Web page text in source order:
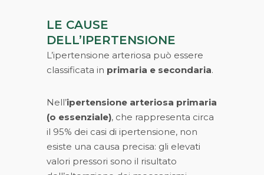
LE CAUSE
DELL’IPERTENSIONE
L’ipertensione arteriosa può essere
classificata in primaria e secondaria.
Nell’ipertensione arteriosa primaria
(o essenziale), che rappresenta circa
il 95% dei casi di ipertensione, non
esiste una causa precisa: gli elevati
valori pressori sono il risultato